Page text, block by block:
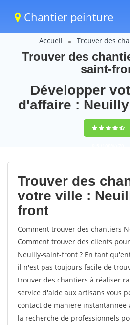
Chantier peinture
Accueil Trouver des
Trouver des
saint-
Développer
d'affaire :
9,5(100%)70
votes
Trouver des
votre ville :
front
Comment trouver des chantiers
Comment trouver des clients
Neuilly-saint-front ? En tant
il n'est pas toujours facile de
trouver des chantiers à réaliser
service d'aide aux artisans vous
contact de manière instantannée
la recherche de professionnels